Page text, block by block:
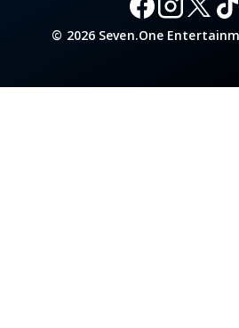
© 2026 Seven.One